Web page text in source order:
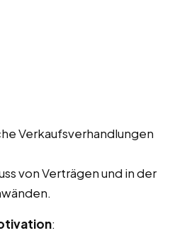
Verkaufsverhandlungen
von Verträgen und in der
: